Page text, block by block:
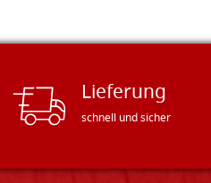
Lieferung
schnell und sicher